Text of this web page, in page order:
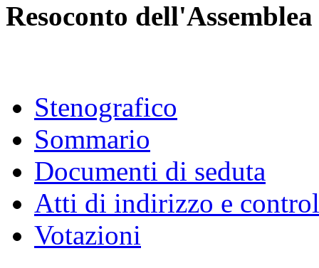
Resoconto dell'Assemblea
Stenografico
Sommario
Documenti di seduta
Atti di indirizzo e
Votazioni